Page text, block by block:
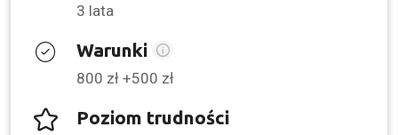
3 lata
Warunki
800 zł +500 zł
Poziom trudności